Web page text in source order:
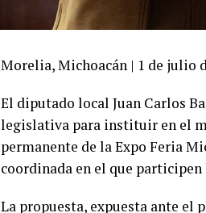
Morelia, Michoacán | 1 de julio
El diputado local Juan Carlos
legislativa para instituir en el
permanente de la Expo Feria
coordinada en el que
La propuesta, expuesta ante el